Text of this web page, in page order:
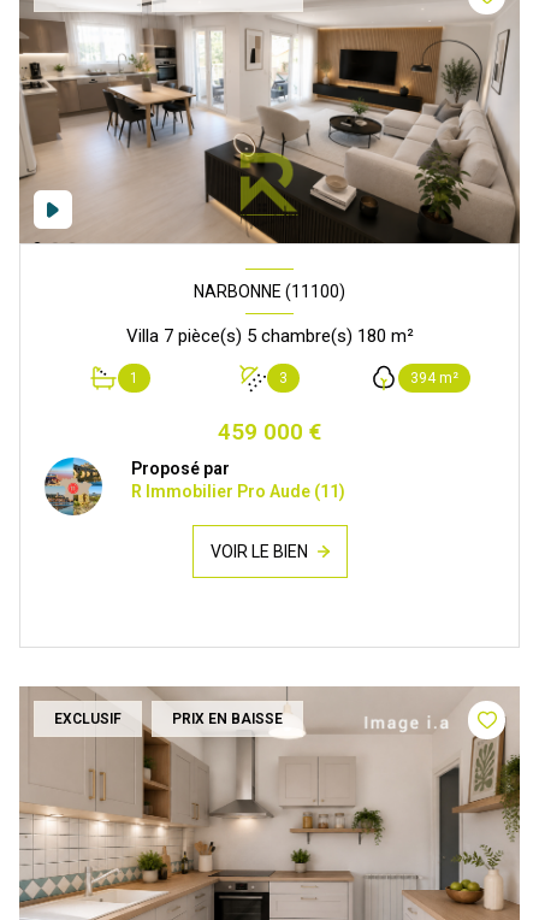
NARBONNE (11100)
Villa 7 pièce(s) 5 chambre(s) 180 m²
1 3 394 m²
459 000 €
Proposé par
R Immobilier Pro Aude (11)
VOIR LE BIEN
EXCLUSIF PRIX EN BAISSE